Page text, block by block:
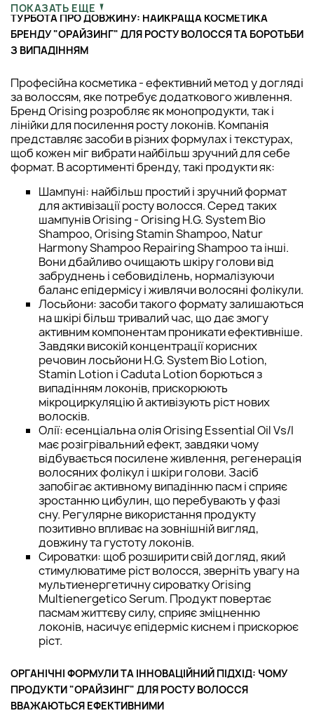
ТУРБОТА ПРО ДОВЖИНУ: НАЙКРАЩА КОСМЕТИКА
БРЕНДУ "ОРАЙЗИНГ" ДЛЯ РОСТУ ВОЛОССЯ ТА БОРОТЬБИ
З ВИПАДІННЯМ
Професійна косметика - ефективний метод у догляді
за волоссям, яке потребує додаткового живлення.
Бренд Orising розробляє як монопродукти, так і
лінійки для посилення росту локонів. Компанія
представляє засоби в різних формулах і текстурах,
щоб кожен міг вибрати найбільш зручний для себе
формат. В асортименті бренду, такі продукти як:
Шампуні: найбільш простий і зручний формат
для активізації росту волосся. Серед таких
шампунів Orising - Orising H.G. System Bio
Shampoo, Orising Stamin Shampoo, Natur
Harmony Shampoo Repairing Shampoo та інші.
Вони дбайливо очищають шкіру голови від
забруднень і себовиділень, нормалізуючи
баланс епідермісу і живлячи волосяні фолікули.
Лосьйони: засоби такого формату залишаються
на шкірі більш тривалий час, що дає змогу
активним компонентам проникати ефективніше.
Завдяки високій концентрації корисних
речовин лосьйони H.G. System Bio Lotion,
Stamin Lotion і Caduta Lotion борються з
випадінням локонів, прискорюють
мікроциркуляцію й активізують ріст нових
волосків.
Олії: есенціальна олія Orising Essential Oil Vs/I
має розігрівальний ефект, завдяки чому
відбувається посилене живлення, регенерація
волосяних фолікул і шкіри голови. Засіб
запобігає активному випадінню пасм і сприяє
зростанню цибулин, що перебувають у фазі
сну. Регулярне використання продукту
позитивно впливає на зовнішній вигляд,
довжину та густоту локонів.
Сироватки: щоб розширити свій догляд, який
стимулюватиме ріст волосся, зверніть увагу на
мультиенергетичну сироватку Orising
Multienergetico Serum. Продукт повертає
пасмам життєву силу, сприяє зміцненню
локонів, насичує епідерміс киснем і прискорює
ріст.
ОРГАНІЧНІ ФОРМУЛИ ТА ІННОВАЦІЙНИЙ ПІДХІД: ЧОМУ
ПРОДУКТИ "ОРАЙЗИНГ" ДЛЯ РОСТУ ВОЛОССЯ
ВВАЖАЮТЬСЯ ЕФЕКТИВНИМИ
ПОКАЗАТЬ ЕЩЕ